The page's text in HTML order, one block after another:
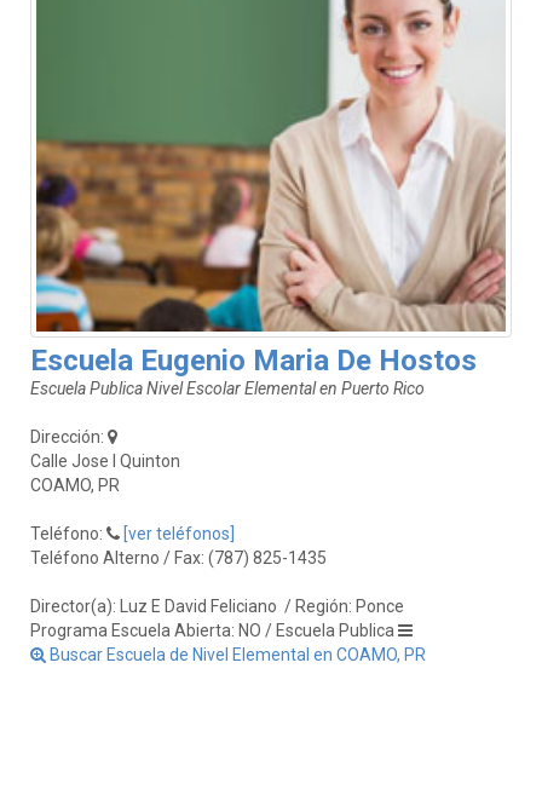
Escuela Eugenio Maria De Hostos
Escuela Publica Nivel Escolar Elemental en Puerto Rico
Dirección:
Calle Jose I Quinton
COAMO, PR
Teléfono:
[ver teléfonos]
Teléfono Alterno / Fax: (787) 825-1435
Director(a): Luz E David Feliciano / Región: Ponce
Programa Escuela Abierta: NO / Escuela Publica
Buscar Escuela de Nivel Elemental en COAMO, PR